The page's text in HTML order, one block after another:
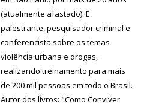
(atualmente afastado). É
palestrante, pesquisador criminal e
conferencista sobre os temas
violência urbana e drogas,
realizando treinamento para mais
de 200 mil pessoas em todo o Brasil.
Autor dos livros: "Como Conviver